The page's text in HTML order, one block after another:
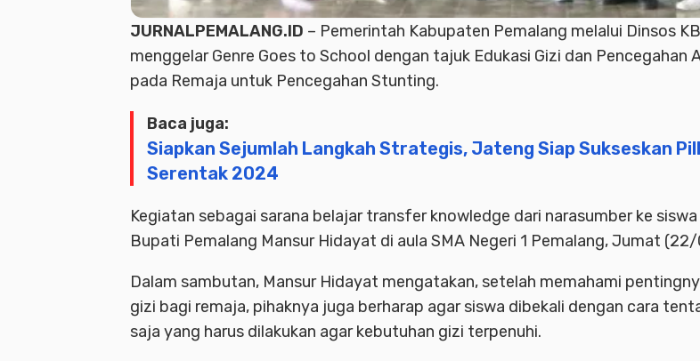
JURNALPEMALANG.ID – Pemerintah Kabupaten Pemalang melalui Dinsos
menggelar Genre Goes to School dengan tajuk Edukasi Gizi dan Pencegahan
pada Remaja untuk Pencegahan Stunting.
Baca juga:
Siapkan Sejumlah Langkah Strategis, Jateng Siap Sukseskan
Serentak 2024
Kegiatan sebagai sarana belajar transfer knowledge dari narasumber ke siswa
Bupati Pemalang Mansur Hidayat di aula SMA Negeri 1 Pemalang, Jumat
Dalam sambutan, Mansur Hidayat mengatakan, setelah memahami
gizi bagi remaja, pihaknya juga berharap agar siswa dibekali dengan cara
saja yang harus dilakukan agar kebutuhan gizi terpenuhi.